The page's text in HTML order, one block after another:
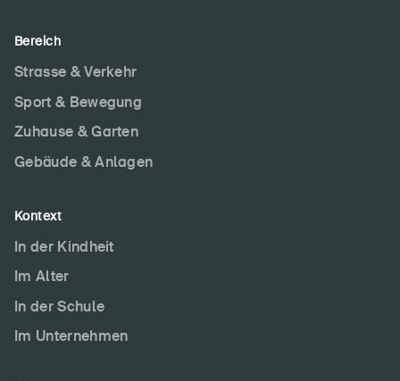
Bereich
Strasse & Verkehr
Sport & Bewegung
Zuhause & Garten
Gebäude & Anlagen
Kontext
In der Kindheit
Im Alter
In der Schule
Im Unternehmen